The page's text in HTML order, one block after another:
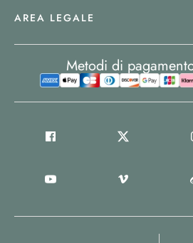
AREA LEGALE
Metodi di